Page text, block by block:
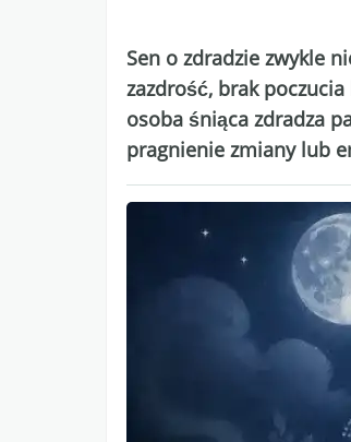
Sen o zdradzie zwykle
zazdrość, brak
osoba śniąca zdradza
pragnienie zmiany lub